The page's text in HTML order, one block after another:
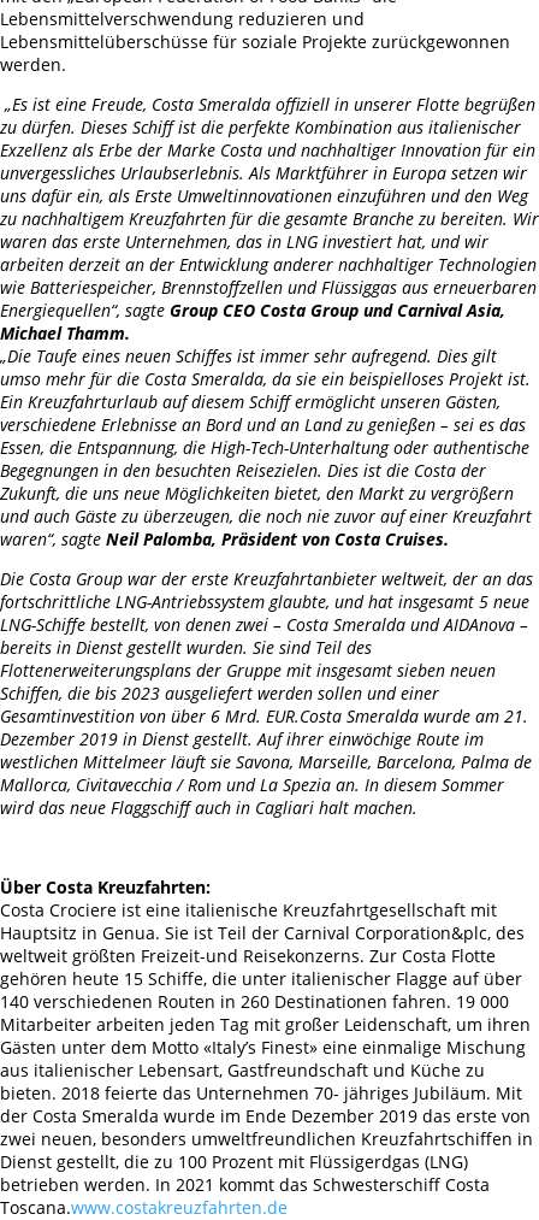
Lebensmittelverschwendung reduzieren und
Lebensmittelüberschüsse für soziale Projekte zurückgewonnen
werden.
„Es ist eine Freude, Costa Smeralda offiziell in unserer Flotte begrüßen
zu dürfen. Dieses Schiff ist die perfekte Kombination aus italienischer
Exzellenz als Erbe der Marke Costa und nachhaltiger Innovation für ein
unvergessliches Urlaubserlebnis. Als Marktführer in Europa setzen wir
uns dafür ein, als Erste Umweltinnovationen einzuführen und den Weg
zu nachhaltigem Kreuzfahrten für die gesamte Branche zu bereiten. Wir
waren das erste Unternehmen, das in LNG investiert hat, und wir
arbeiten derzeit an der Entwicklung anderer nachhaltiger Technologien
wie Batteriespeicher, Brennstoffzellen und Flüssiggas aus erneuerbaren
Energiequellen“, sagte Group CEO Costa Group und Carnival Asia,
Michael Thamm.
„Die Taufe eines neuen Schiffes ist immer sehr aufregend. Dies gilt
umso mehr für die Costa Smeralda, da sie ein beispielloses Projekt ist.
Ein Kreuzfahrturlaub auf diesem Schiff ermöglicht unseren Gästen,
verschiedene Erlebnisse an Bord und an Land zu genießen – sei es das
Essen, die Entspannung, die High-Tech-Unterhaltung oder authentische
Begegnungen in den besuchten Reisezielen. Dies ist die Costa der
Zukunft, die uns neue Möglichkeiten bietet, den Markt zu vergrößern
und auch Gäste zu überzeugen, die noch nie zuvor auf einer Kreuzfahrt
waren“, sagte Neil Palomba, Präsident von Costa Cruises.
Die Costa Group war der erste Kreuzfahrtanbieter weltweit, der an das
fortschrittliche LNG-Antriebssystem glaubte, und hat insgesamt 5 neue
LNG-Schiffe bestellt, von denen zwei – Costa Smeralda und AIDAnova –
bereits in Dienst gestellt wurden. Sie sind Teil des
Flottenerweiterungsplans der Gruppe mit insgesamt sieben neuen
Schiffen, die bis 2023 ausgeliefert werden sollen und einer
Gesamtinvestition von über 6 Mrd. EUR.Costa Smeralda wurde am 21.
Dezember 2019 in Dienst gestellt. Auf ihrer einwöchige Route im
westlichen Mittelmeer läuft sie Savona, Marseille, Barcelona, Palma de
Mallorca, Civitavecchia / Rom und La Spezia an. In diesem Sommer
wird das neue Flaggschiff auch in Cagliari halt machen.
Über Costa Kreuzfahrten:
Costa Crociere ist eine italienische Kreuzfahrtgesellschaft mit
Hauptsitz in Genua. Sie ist Teil der Carnival Corporation&plc, des
weltweit größten Freizeit-und Reisekonzerns. Zur Costa Flotte
gehören heute 15 Schiffe, die unter italienischer Flagge auf über
140 verschiedenen Routen in 260 Destinationen fahren. 19 000
Mitarbeiter arbeiten jeden Tag mit großer Leidenschaft, um ihren
Gästen unter dem Motto «Italy’s Finest» eine einmalige Mischung
aus italienischer Lebensart, Gastfreundschaft und Küche zu
bieten. 2018 feierte das Unternehmen 70- jähriges Jubiläum. Mit
der Costa Smeralda wurde im Ende Dezember 2019 das erste von
zwei neuen, besonders umweltfreundlichen Kreuzfahrtschiffen in
Dienst gestellt, die zu 100 Prozent mit Flüssigerdgas (LNG)
betrieben werden. In 2021 kommt das Schwesterschiff Costa
Toscana.www.costakreuzfahrten.de